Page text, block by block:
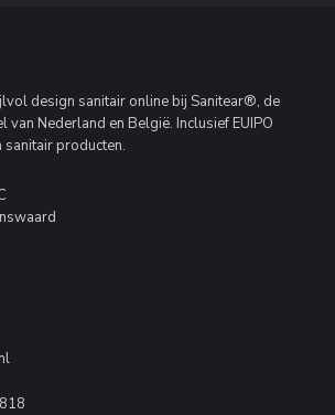
design sanitair online bij Sanitear®, de
van Nederland en België. Inclusief EUIPO
producten.